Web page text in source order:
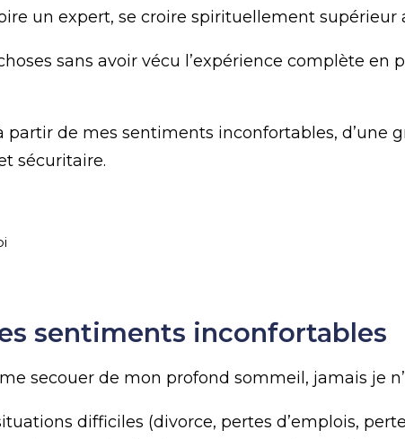
un expert, se croire spirituellement supérieur
sans avoir vécu l’expérience complète en
partir de mes sentiments inconfortables, d’une
sécuritaire.
sentiments inconfortables
secouer de mon profond sommeil, jamais je
difficiles (divorce, pertes d’emplois,